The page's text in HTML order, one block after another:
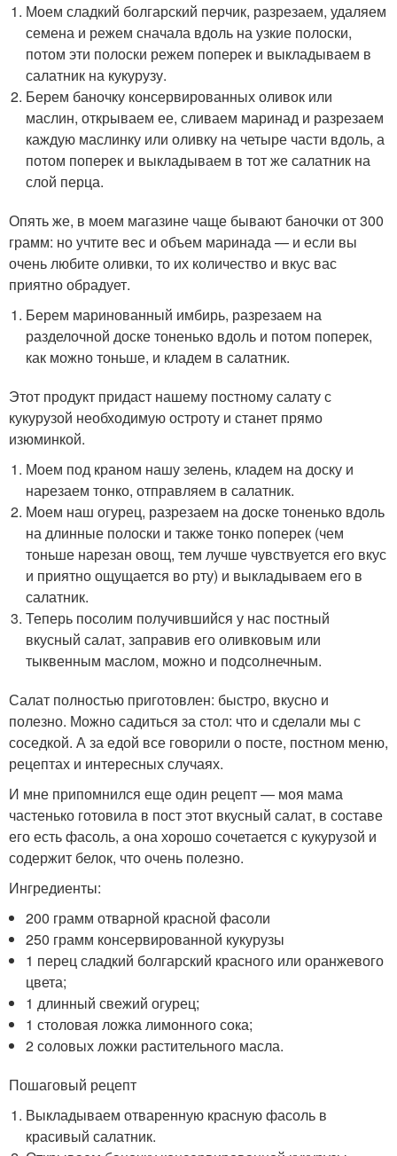
Моем сладкий болгарский перчик, разрезаем, удаляем
семена и режем сначала вдоль на узкие полоски,
потом эти полоски режем поперек и выкладываем в
салатник на кукурузу.
Берем баночку консервированных оливок или
маслин, открываем ее, сливаем маринад и разрезаем
каждую маслинку или оливку на четыре части вдоль, а
потом поперек и выкладываем в тот же салатник на
слой перца.
Опять же, в моем магазине чаще бывают баночки от 300
грамм: но учтите вес и объем маринада — и если вы
очень любите оливки, то их количество и вкус вас
приятно обрадует.
Берем маринованный имбирь, разрезаем на
разделочной доске тоненько вдоль и потом поперек,
как можно тоньше, и кладем в салатник.
Этот продукт придаст нашему постному салату с
кукурузой необходимую остроту и станет прямо
изюминкой.
Моем под краном нашу зелень, кладем на доску и
нарезаем тонко, отправляем в салатник.
Моем наш огурец, разрезаем на доске тоненько вдоль
на длинные полоски и также тонко поперек (чем
тоньше нарезан овощ, тем лучше чувствуется его вкус
и приятно ощущается во рту) и выкладываем его в
салатник.
Теперь посолим получившийся у нас постный
вкусный салат, заправив его оливковым или
тыквенным маслом, можно и подсолнечным.
Салат полностью приготовлен: быстро, вкусно и
полезно. Можно садиться за стол: что и сделали мы с
соседкой. А за едой все говорили о посте, постном меню,
рецептах и интересных случаях.
И мне припомнился еще один рецепт — моя мама
частенько готовила в пост этот вкусный салат, в составе
его есть фасоль, а она хорошо сочетается с кукурузой и
содержит белок, что очень полезно.
Ингредиенты:
200 грамм отварной красной фасоли
250 грамм консервированной кукурузы
1 перец сладкий болгарский красного или оранжевого
цвета;
1 длинный свежий огурец;
1 столовая ложка лимонного сока;
2 соловых ложки растительного масла.
Пошаговый рецепт
Выкладываем отваренную красную фасоль в
красивый салатник.